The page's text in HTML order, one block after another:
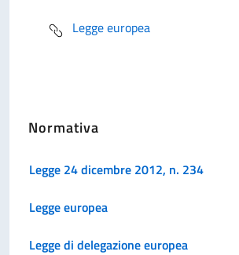
Legge europea
Normativa
Legge 24 dicembre 2012, n. 234
Legge europea
Legge di delegazione europea